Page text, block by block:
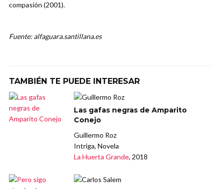
compasión (2001).
Fuente: alfaguara.santillana.es
TAMBIÉN TE PUEDE INTERESAR
Las gafas negras de Amparito
Conejo
Guillermo Roz
Intriga, Novela
La Huerta Grande, 2018